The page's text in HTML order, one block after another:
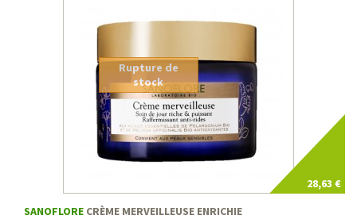
28,63 €
Rupture de
stock
SANOFLORE CRÈME MERVEILLEUSE ENRICHIE